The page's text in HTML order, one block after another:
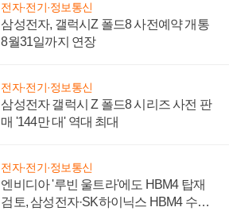
전자·전기·정보통신
삼성전자, 갤럭시Z 폴드8 사전예약 개통
8월31일까지 연장
전자·전기·정보통신
삼성전자 갤럭시 Z 폴드8 시리즈 사전 판
매 '144만 대' 역대 최대
전자·전기·정보통신
엔비디아 '루빈 울트라'에도 HBM4 탑재
검토, 삼성전자·SK하이닉스 HBM4 수율